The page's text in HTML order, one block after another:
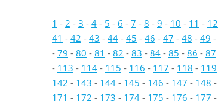
1 - 2 - 3 - 4 - 5 - 6 - 7 - 8 - 9 - 10 - 11 - 12
41 - 42 - 43 - 44 - 45 - 46 - 47 - 48 - 49 -
- 79 - 80 - 81 - 82 - 83 - 84 - 85 - 86 - 87
- 113 - 114 - 115 - 116 - 117 - 118 - 119
142 - 143 - 144 - 145 - 146 - 147 - 148 -
171 - 172 - 173 - 174 - 175 - 176 - 177 -